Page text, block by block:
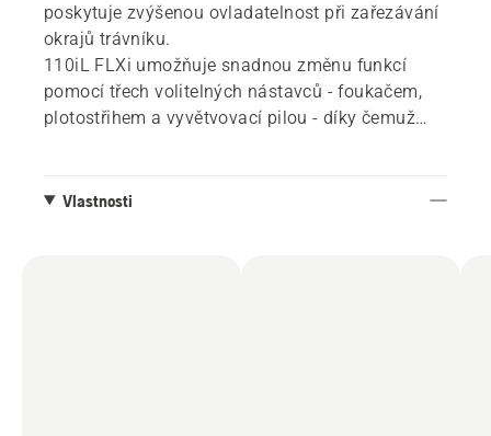
poskytuje zvýšenou ovladatelnost při zařezávání
okrajů trávníku.
110iL FLXi umožňuje snadnou změnu funkcí
pomocí třech volitelných nástavců - foukačem,
plotostřihem a vyvětvovací pilou - díky čemuž
zvýšení dosahu.
Vlastnosti